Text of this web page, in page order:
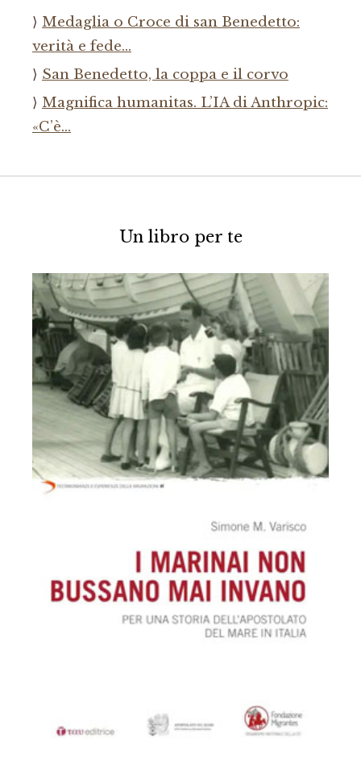
Medaglia o Croce di san Benedetto:
verità e fede…
San Benedetto, la coppa e il corvo
Magnifica humanitas. L’IA di Anthropic:
«C’è…
Un libro per te